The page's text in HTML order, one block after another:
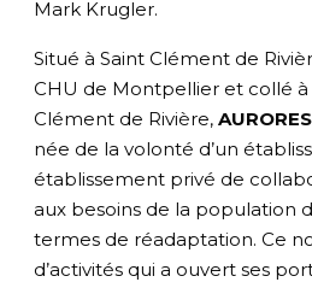
Mark Krugler.
Situé à Saint Clément de
CHU de Montpellier et collé à
Clément de Rivière,
née de la volonté d’un
établissement privé de
aux besoins de la population
termes de réadaptation. Ce
d’activités qui a ouvert ses